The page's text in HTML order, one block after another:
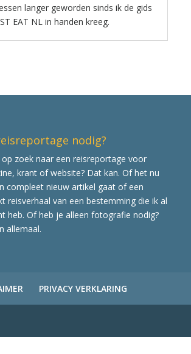
langer geworden sinds ik de gids
EAT NL in handen kreeg.
nodig?
zoek naar een reisreportage voor
krant of website? Dat kan. Of het nu
compleet nieuw artikel gaat of een
reisverhaal van een bestemming die ik al
heb. Of heb je alleen fotografie nodig?
allemaal.
PRIVACY VERKLARING